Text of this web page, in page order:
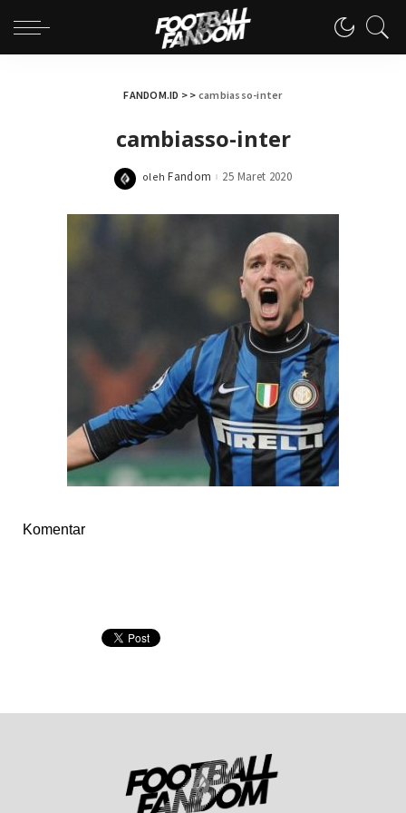
FANDOM.ID > > cambiasso-inter
cambiasso-inter
Posted
oleh Fandom 25 Maret 2020
Komentar